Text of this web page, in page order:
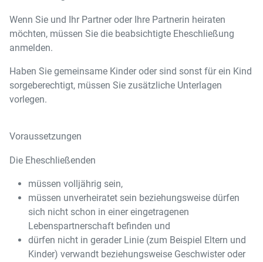
Wenn Sie und Ihr Partner oder Ihre Partnerin heiraten
möchten, müssen Sie die beabsichtigte Eheschließung
anmelden.
Haben Sie gemeinsame Kinder oder sind sonst für ein Kind
sorgeberechtigt, müssen Sie zusätzliche Unterlagen
vorlegen.
Voraussetzungen
Die Eheschließenden
müssen volljährig sein,
müssen unverheiratet sein beziehungsweise dürfen
sich nicht schon in einer eingetragenen
Lebenspartnerschaft befinden und
dürfen nicht in gerader Linie (zum Beispiel Eltern und
Kinder) verwandt beziehungsweise Geschwister oder